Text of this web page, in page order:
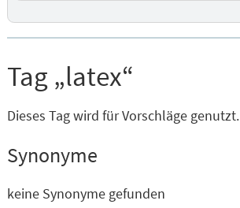
Tag „latex“
Dieses Tag wird für Vorschläge genutzt.
Synonyme
keine Synonyme gefunden